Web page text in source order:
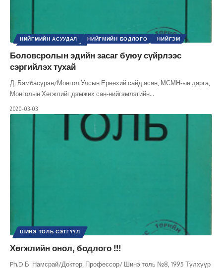
НИЙГМИЙН АСУУДАЛ НИЙГМИЙН БОДЛОГО
НИЙГЭМ
Боловсролын эдийн засаг буюу сүйрлээс
сэргийлэх тухай
Д. Бямбасүрэн/Монгол Улсын Ерөнхий сайд асан, МСМН-ын дарга,
Монголын Хөгжлийг дэмжих сан-нийгэмлэгийн…
2020-03-03
ШИНЭ ТОЛЬ СЭТГҮҮЛ
Хөгжлийн онол, бодлого !!!
Ph.D Б. Намсрай/Доктор, Профессор/ Шинэ толь №8, 1995 Түлхүүр